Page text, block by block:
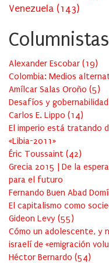
Venezuela (143)
Columnistas
Alexander Escobar (19)
Colombia: Medios
Amílcar Salas Oroño (5)
Desafíos y
Carlos E. Lippo (14)
El imperio está tratando
«Libia-2011»
Éric Toussaint (42)
Grecia 2015 | De la
para el futuro
Fernando Buen Abad
El capitalismo como
Gideon Levy (55)
Cómo un adolescente, y
israelí de «emigración
Héctor Bernardo (54)